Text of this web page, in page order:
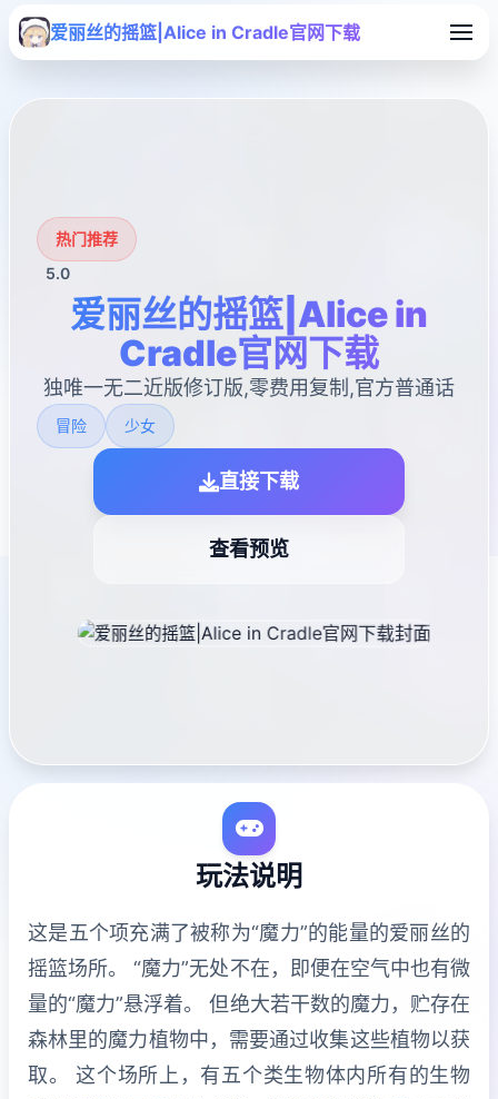
爱丽丝的摇篮|Alice in Cradle官网下载
热门推荐
5.0
爱丽丝的摇篮|Alice in
Cradle官网下载
独唯一无二近版修订版,零费用复制,官方普通话
冒险 少女
直接下载
查看预览
玩法说明
这是五个项充满了被称为“魔力”的能量的爱丽丝的
摇篮场所。 “魔力”无处不在，即便在空气中也有微
量的“魔力”悬浮着。 但绝大若干数的魔力，贮存在
森林里的魔力植物中，需要通过收集这些植物以获
取。 这个场所上，有五个类生物体内所有的生物